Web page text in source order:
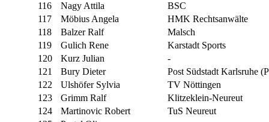
116
Nagy Attila
BSC
117
Möbius Angela
HMK Rechtsanwälte
118
Balzer Ralf
Malsch
119
Gulich Rene
Karstadt Sports
120
Kurz Julian
-
121
Bury Dieter
Post Südstadt Karlsruhe
122
Ulshöfer Sylvia
TV Nöttingen
123
Grimm Ralf
Klitzeklein-Neureut
124
Martinovic Robert
TuS Neureut